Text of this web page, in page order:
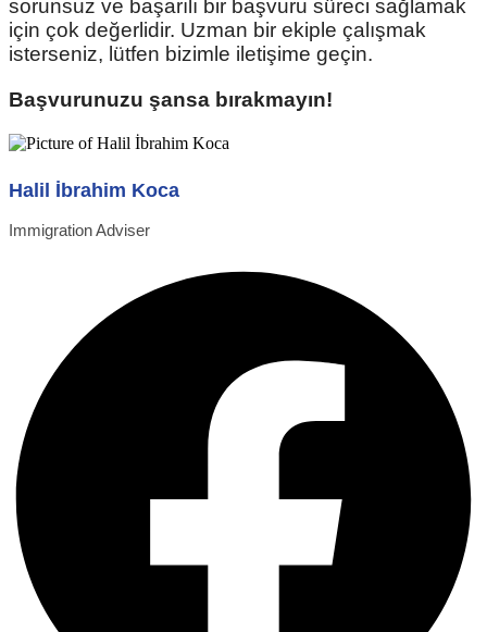
sorunsuz ve başarılı bir başvuru süreci sağlamak
için çok değerlidir. Uzman bir ekiple çalışmak
isterseniz, lütfen bizimle iletişime geçin.
Başvurunuzu şansa bırakmayın!
Halil İbrahim Koca
Immigration Adviser